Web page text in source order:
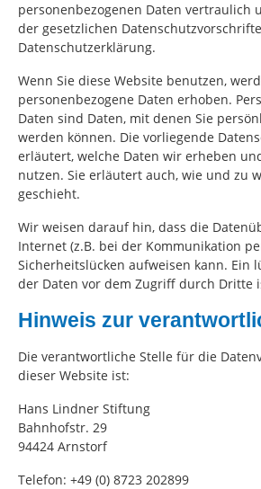
personenbezogenen Daten vertraulich
der gesetzlichen
Datenschutzerklärung.
Wenn Sie diese Website benutzen,
personenbezogene Daten erhoben.
Daten sind Daten, mit denen Sie
werden können. Die vorliegende
erläutert, welche Daten wir erheben
nutzen. Sie erläutert auch, wie und zu
geschieht.
Wir weisen darauf hin, dass die
Internet (z.B. bei der Kommunikation
Sicherheitslücken aufweisen kann. Ein
der Daten vor dem Zugriff durch Dritte
Hinweis zur
Die verantwortliche Stelle für die
dieser Website ist:
Hans Lindner Stiftung
Bahnhofstr. 29
94424 Arnstorf
Telefon: +49 (0) 8723 202899